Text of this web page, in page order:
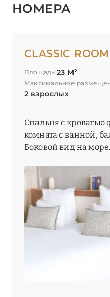
НОМЕРА
CLASSIC
Площадь:23 М²
Максимальное
2 взрослых
Спальня с кроватью
комната с ванной,
Боковой вид на море.